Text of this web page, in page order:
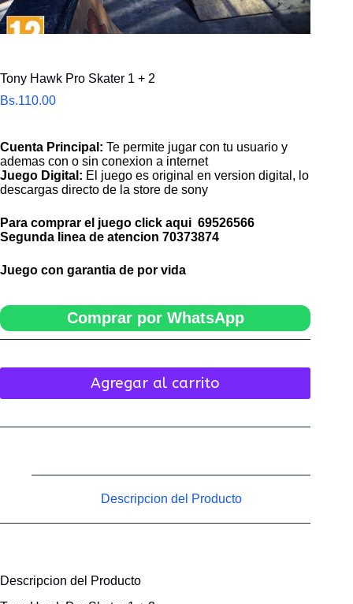
Tony Hawk Pro Skater 1 + 2
Bs.110.00
Cuenta Principal: Te permite jugar con tu usuario y
ademas con o sin conexion a internet
Juego Digital: El juego es original en version digital, lo
descargas directo de la store de sony
Para comprar el juego click aqui 69526566
Segunda linea de atencion 70373874
Juego con garantia de por vida
Comprar por WhatsApp
Agregar al carrito
Descripcion del Producto
Descripcion del Producto